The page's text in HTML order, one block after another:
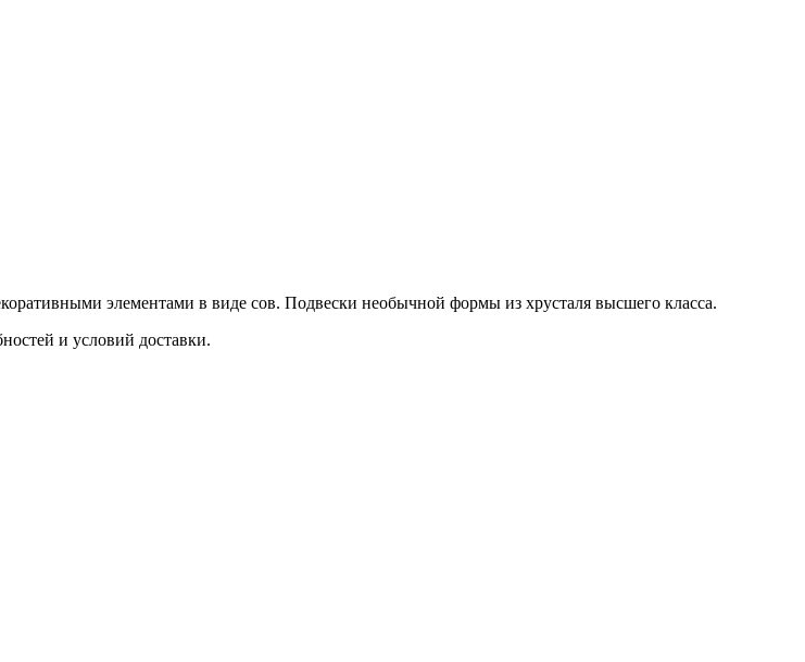
элементами в виде сов. Подвески необычной формы из хрусталя высшего класса.
и условий доставки.